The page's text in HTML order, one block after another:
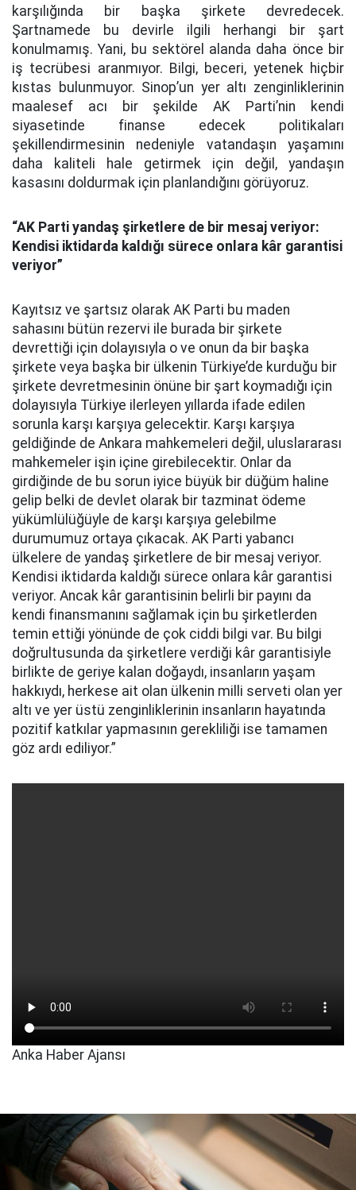
karşılığında bir başka şirkete devredecek.
Şartnamede bu devirle ilgili herhangi bir şart
konulmamış. Yani, bu sektörel alanda daha önce bir
iş tecrübesi aranmıyor. Bilgi, beceri, yetenek hiçbir
kıstas bulunmuyor. Sinop’un yer altı zenginliklerinin
maalesef acı bir şekilde AK Parti’nin kendi
siyasetinde finanse edecek politikaları
şekillendirmesinin nedeniyle vatandaşın yaşamını
daha kaliteli hale getirmek için değil, yandaşın
kasasını doldurmak için planlandığını görüyoruz.
“AK Parti yandaş şirketlere de bir mesaj veriyor:
Kendisi iktidarda kaldığı sürece onlara kâr garantisi
veriyor”
Kayıtsız ve şartsız olarak AK Parti bu maden
sahasını bütün rezervi ile burada bir şirkete
devrettiği için dolayısıyla o ve onun da bir başka
şirkete veya başka bir ülkenin Türkiye’de kurduğu bir
şirkete devretmesinin önüne bir şart koymadığı için
dolayısıyla Türkiye ilerleyen yıllarda ifade edilen
sorunla karşı karşıya gelecektir. Karşı karşıya
geldiğinde de Ankara mahkemeleri değil, uluslararası
mahkemeler işin içine girebilecektir. Onlar da
girdiğinde de bu sorun iyice büyük bir düğüm haline
gelip belki de devlet olarak bir tazminat ödeme
yükümlülüğüyle de karşı karşıya gelebilme
durumumuz ortaya çıkacak. AK Parti yabancı
ülkelere de yandaş şirketlere de bir mesaj veriyor.
Kendisi iktidarda kaldığı sürece onlara kâr garantisi
veriyor. Ancak kâr garantisinin belirli bir payını da
kendi finansmanını sağlamak için bu şirketlerden
temin ettiği yönünde de çok ciddi bilgi var. Bu bilgi
doğrultusunda da şirketlere verdiği kâr garantisiyle
birlikte de geriye kalan doğaydı, insanların yaşam
hakkıydı, herkese ait olan ülkenin milli serveti olan yer
altı ve yer üstü zenginliklerinin insanların hayatında
pozitif katkılar yapmasının gerekliliği ise tamamen
göz ardı ediliyor.”
Anka Haber Ajansı